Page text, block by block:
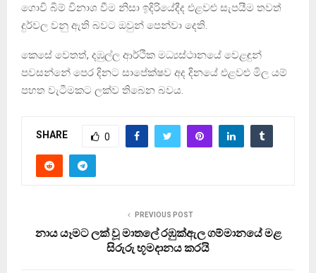
ගොවි බිම් විනාශ වීම නිසා ඉදිරියේදීද එළවළු සැපයීම තවත්
දුර්වල වනු ඇති බවට ඔවුන් පෙන්වා දෙති.
කෙසේ වෙතත්, දඹුල්ල ආර්ථික මධ්‍යස්ථානයේ වෙළඳුන්
පවසන්නේ පෙර දිනට සාපේක්ෂව අද දිනයේ එළවළු මිල යම්
පහත වැටීමකට ලක්ව තිබෙන බවය.
SHARE 0
PREVIOUS POST
නාය යෑමට ලක් වූ මාතලේ රඹුක්ඇල ගම්මානයේ මළ
සිරුරු භූමදානය කරයි